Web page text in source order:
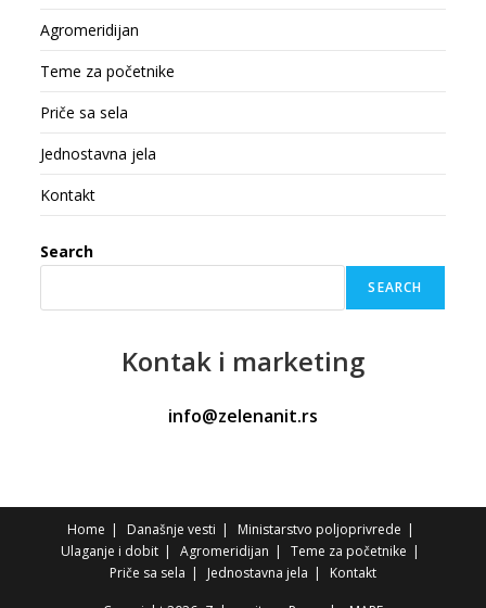
Agromeridijan
Teme za početnike
Priče sa sela
Jednostavna jela
Kontakt
Search
SEARCH
Kontak i marketing
info@zelenanit.rs
Home Današnje vesti
Ministarstvo poljoprivrede
Ulaganje i dobit
Agromeridijan
Teme za početnike
Priče sa sela
Jednostavna jela Kontakt